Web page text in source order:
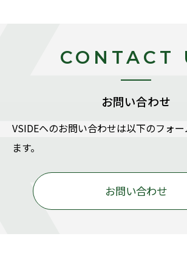
CONTACT
お問い合わせ
VSIDEヘのお問い合わせは以下のフォ
ます。
お問い合わせ